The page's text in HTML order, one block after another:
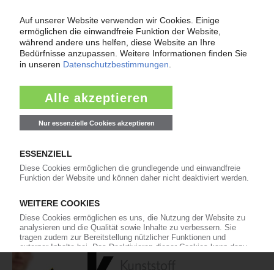
Die wichtigsten Nachrichten und Neuigkeiten aus der
und akzeptiere diese.
Jetzt kostenfrei abonnieren
KI Polymerpreise